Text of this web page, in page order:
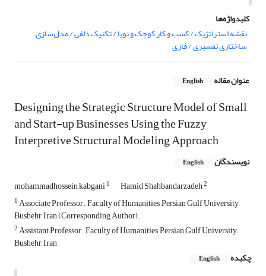
کلیدواژه‌ها
نقشه استراتژیک / کسب و کار کوچک و نوپا / تکنیک دلفی / مدل‌سازی
ساختاری تفسیری / فازی
عنوان مقاله English
Designing the Strategic Structure Model of Small
and Start-up Businesses Using the Fuzzy
Interpretive Structural Modeling Approach
نویسندگان English
mohammadhossein kabgani1 Hamid Shahbandarzadeh2
1Associate Professor., Faculty of Humanities, Persian Gulf University,
Bushehr, Iran (Corresponding Author).
2Assistant Professor., Faculty of Humanities, Persian Gulf University,
Bushehr, Iran
چکیده
English